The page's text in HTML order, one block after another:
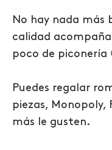
No hay nada más
calidad
poco de piconería
Puedes regalar
piezas, Monopoly,
más le gusten.